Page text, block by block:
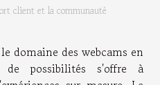
client et la communauté
domaine des webcams en
possibilités s'offre à